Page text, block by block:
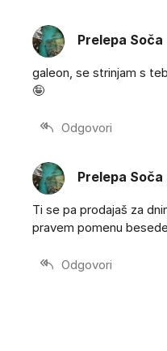
Prelepa Soča
galeon, se strinjam s
🤪
Odgovori
Prelepa Soča
Ti se pa prodajaš za
pravem pomenu
Odgovori